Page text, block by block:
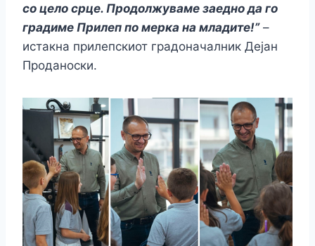
со цело срце. Продолжуваме заедно да го
градиме Прилеп по мерка на младите!”–
истакна прилепскиот градоначалник Дејан
Проданоски.